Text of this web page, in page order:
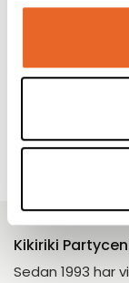
Förgyll
Kikiriki
Sedan 1993 har